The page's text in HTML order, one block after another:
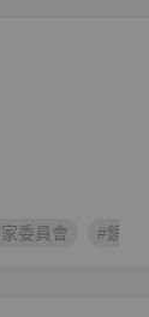
委員會 #鏡萬象